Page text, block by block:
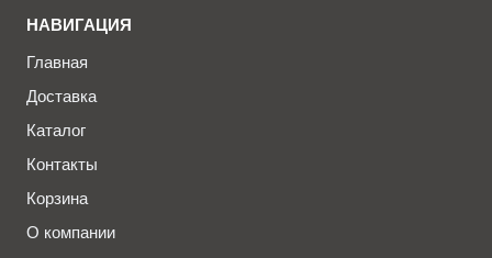
НАВИГАЦИЯ
Главная
Доставка
Каталог
Контакты
Корзина
О компании